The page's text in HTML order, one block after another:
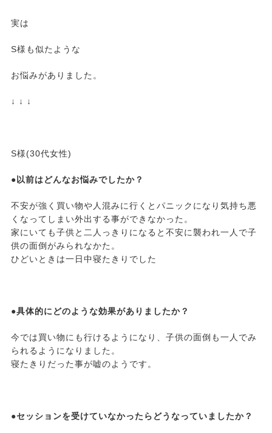
実は
S様も似たような
お悩みがありました。
↓ ↓ ↓
S様(30代女性)
●以前はどんなお悩みでしたか？
不安が強く買い物や人混みに行くとパニックになり気持ち悪
くなってしまい外出する事ができなかった。
家にいても子供と二人っきりになると不安に襲われ一人で子
供の面倒がみられなかた。
ひどいときは一日中寝たきりでした
●具体的にどのような効果がありましたか？
今では買い物にも行けるようになり、子供の面倒も一人でみ
られるようになりました。
寝たきりだった事が嘘のようです。
●セッションを受けていなかったらどうなっていましたか？